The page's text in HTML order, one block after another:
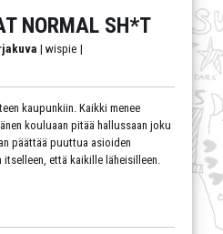
NORMAL SH*T
| wispie |
kaupunkiin. Kaikki menee
kouluaan pitää hallussaan joku
päättää puuttua asioiden
itselleen, että kaikille läheisilleen.